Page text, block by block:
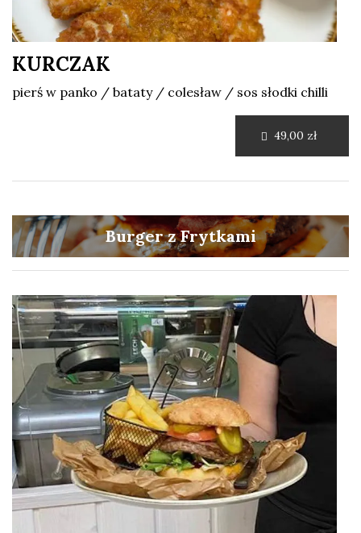
KURCZAK
pierś w panko / bataty / colesław / sos słodki chilli
Burger z Frytkami